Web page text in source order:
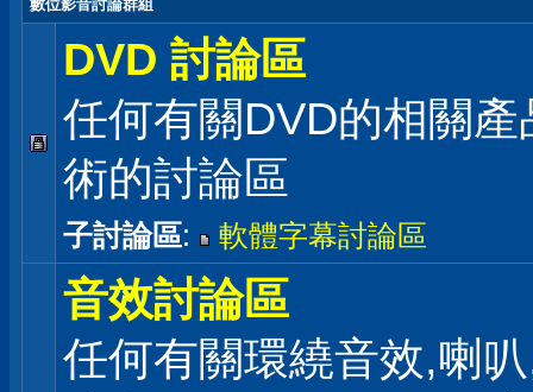
數位影音討論群組
DVD 討論區
任何有關DVD的相關
術的討論區
子討論區: 軟體字幕討論區
音效討論區
任何有關環繞音效,喇